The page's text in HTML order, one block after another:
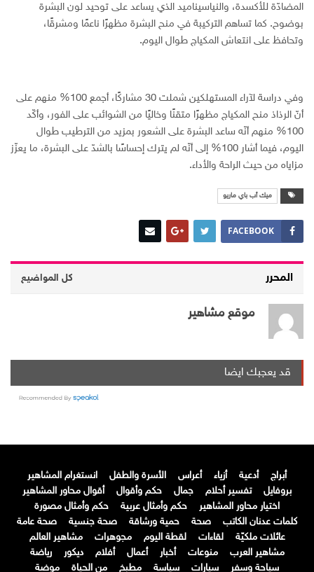
المضادّة للأكسدة، والنياسيناميد الذي يساعد على توحيد لون البشرة
بوضوح. كما تساهم التركيبة في منح البشرة مظهرًا ناعمًا ومشرقًا،
وتحافظ على انتعاش المكياج طوال اليوم.
وفي دراسة لآراء المستهلكين شملت 30 مشاركًا، أجمع 100% منهم على
أنّ الرذاذ منح المكياج مظهرًا متقنًا وخاليًا من الشوائب على الفور، وأكّد
100% منهم أنّه ساعد البشرة على الشعور بمزيد من الترطيب طوال
اليوم، فيما أشار 100% إلى أنّه لم يترك إحساسًا بالشدّ على البشرة، ما يعزّز
مزاياه من حيث الراحة والأداء.
ميك أب باي ماريو
FACEBOOK
المحرر كل المواضيع
موقع مشاهير
قد يعجبك ايضا
أبراج أدعية أزياء أعراس الأسرة والطفل
انستغرام المشاهير
بروفايل
تفسير أحلام جمال حكم وأقوال
أقوال محاور المشاهير
اختيار محاور المشاهير
حكم وأمثال عربية
حكم وأمثال مصورة
كلمات عدنان الكاتب
صحة حمية ورشاقة صحة جنسية
صحة عامة
عائلات ملكيّة
لقاءات لقطة اليوم مجوهرات
مشاهير العالم
مشاهير العرب
منوعات أخبار أعمال أفلام ديكور
رياضة
سياحة وسفر
سيارات سياسة مطبخ من الحياة موضة